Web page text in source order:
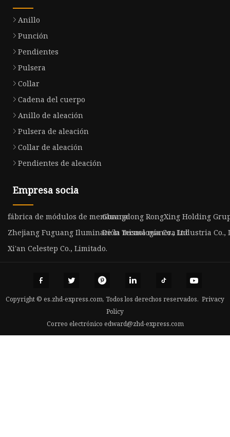
Anillo
Punción
Pendientes
Pulsera
Collar
Cadena del cuerpo
Anillo de aleación
Pulsera de aleación
Collar de aleación
Pendientes de aleación
Empresa socia
fábrica de módulos de membranaGuangdong RongXing Holding
Zhejiang Fuguang Iluminación Tecnología Co., Ltd
De la misma manera Industria Co.,
Xi'an Celestep Co., Limitado.
Copyright © es.zhd-express.com, Todos los derechos reservados. Privacy
Policy
Correo electrónico edward@zhd-express.com